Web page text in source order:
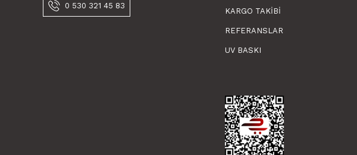
0 530 321 45 83
KARGO TAKIBI
REFERANSLAR
UV BASKI